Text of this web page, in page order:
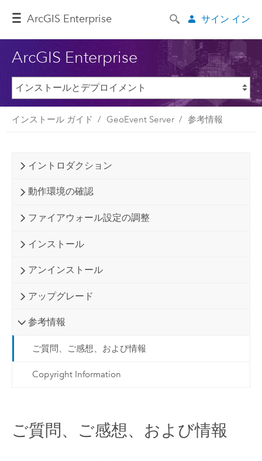
ArcGIS Enterprise サイン イン
ArcGIS Enterprise
インストール ガイド GeoEvent Server 参考情報
イントロダクション
動作環境の確認
ファイアウォール設定の調整
インストール
アンインストール
アップグレード
参考情報
ご質問、ご感想、および情報
Copyright Information
ご質問、ご感想、および情報